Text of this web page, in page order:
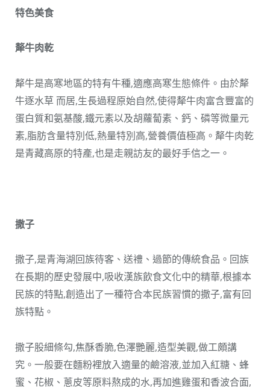
特色美食
犛牛肉乾
犛牛是高寒地區的特有牛種,適應高寒生態條件。由於犛
牛逐水草 而居,生長過程原始自然,使得犛牛肉富含豐富的
蛋白質和氨基酸,鐵元素以及胡蘿蔔素、鈣、磷等微量元
素,脂肪含量特別低,熱量特別高,營養價值極高。犛牛肉乾
是青藏高原的特產,也是走親訪友的最好手信之一。
撒子
撒子,是青海湖回族待客、送禮、過節的傳統食品。回族
在長期的歷史發展中,吸收漢族飲食文化中的精華,根據本
民族的特點,創造出了一種符合本民族習慣的撒子,富有回
族特點。
撒子股細條勾,焦酥香脆,色澤艷麗,造型美觀,做工頗講
究。一般要在麵粉裡放入適量的鹼溶液,並加入紅糖、蜂
蜜、花椒、蔥皮等原料熬成的水,再加進雞蛋和香波合面,